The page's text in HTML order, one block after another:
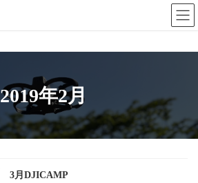
2019年2月
3月DJICAMP